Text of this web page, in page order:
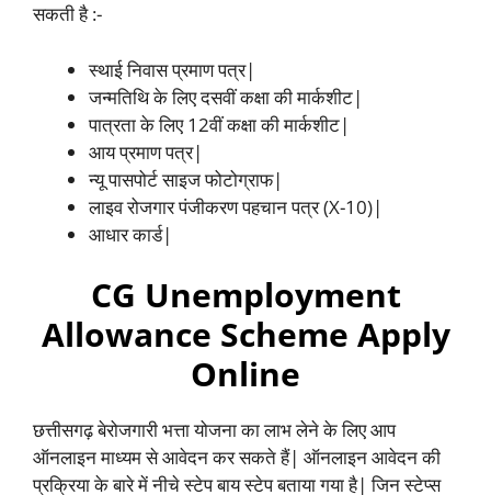
सकती है :-
स्थाई निवास प्रमाण पत्र|
जन्मतिथि के लिए दसवीं कक्षा की मार्कशीट|
पात्रता के लिए 12वीं कक्षा की मार्कशीट|
आय प्रमाण पत्र|
न्यू पासपोर्ट साइज फोटोग्राफ|
लाइव रोजगार पंजीकरण पहचान पत्र (X-10)|
आधार कार्ड|
CG Unemployment
Allowance Scheme Apply
Online
छत्तीसगढ़ बेरोजगारी भत्ता योजना का लाभ लेने के लिए आप
ऑनलाइन माध्यम से आवेदन कर सकते हैं| ऑनलाइन आवेदन की
प्रक्रिया के बारे में नीचे स्टेप बाय स्टेप बताया गया है| जिन स्टेप्स